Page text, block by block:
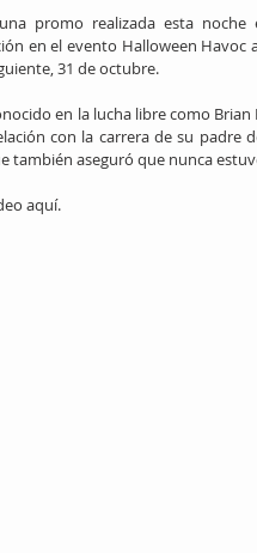
promo realizada esta
en el evento Halloween
31 de octubre.
en la lucha libre como
con la carrera de su padre
también aseguró que nunca
aquí.